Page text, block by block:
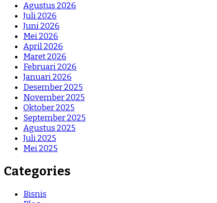
Agustus 2026
Juli 2026
Juni 2026
Mei 2026
April 2026
Maret 2026
Februari 2026
Januari 2026
Desember 2025
November 2025
Oktober 2025
September 2025
Agustus 2025
Juli 2025
Mei 2025
Categories
Bisnis